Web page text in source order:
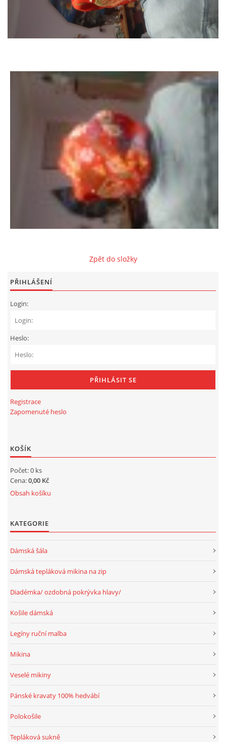
BATIKA A MALBA / TRIČKA, ŠÁTKY, TAŠKY/
RECEPT NA ŠŤASTNÝ DEN- DNY- ŽIVOT
Kontakt
Atelier GMode
Gabriela Marková
gmode@post.cz
Zpět do složky
PŘIHLÁŠENÍ
Login:
Heslo:
Registrace
Zapomenuté heslo
KOŠÍK
Počet: 0 ks
Cena:0,00 Kč
Obsah košíku
KATEGORIE
Dámská šála
Dámská tepláková mikina na zip
Diadémka/ ozdobná pokrývka hlavy/
Košile dámská
Legíny ruční malba
Mikina
Veselé mikiny
Pánské kravaty 100% hedvábí
Polokošile
Tepláková sukně